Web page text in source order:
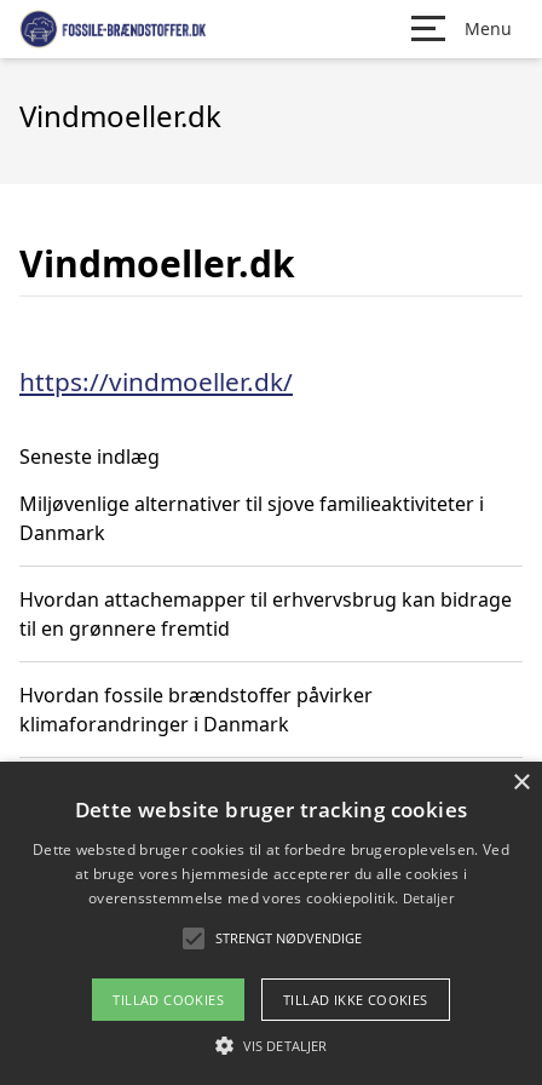
Menu
Vindmoeller.dk
Vindmoeller.dk
https://vindmoeller.dk/
Seneste indlæg
Miljøvenlige alternativer til sjove familieaktiviteter i
Danmark
Hvordan attachemapper til erhvervsbrug kan bidrage
til en grønnere fremtid
Hvordan fossile brændstoffer påvirker
klimaforandringer i Danmark
klimaændringer
Hvordan citater om fossile brændstoffer kan ændre
Copyright 2026 - Pilanto Aps
Om / kontakt
×
Dette website bruger tracking cookies
Dette websted bruger cookies til at forbedre brugeroplevelsen. Ved
at bruge vores hjemmeside accepterer du alle cookies i
overensstemmelse med vores cookiepolitik. Detaljer
STRENGT NØDVENDIGE
TILLAD COOKIES TILLAD IKKE COOKIES
VIS DETALJER